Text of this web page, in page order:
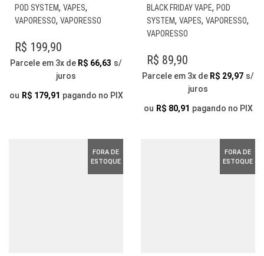
POD SYSTEM, VAPES,
VAPORESSO, VAPORESSO
PRODUTO
VARIANTES.
AS
OPÇÕES
PODEM
DO
PRODUTO
R$ 199,90
Parcele em 3x de R$ 66,63 s/
juros
ou R$ 179,91 pagando no PIX
BLACK FRIDAY VAPE, POD
SYSTEM, VAPES, VAPORESSO,
VAPORESSO
SER
DO
R$ 89,90
Parcele em 3x de R$ 29,97 s/
juros
ou R$ 80,91 pagando no PIX
FORA DE
ESTOQUE
FORA DE
ESTOQUE